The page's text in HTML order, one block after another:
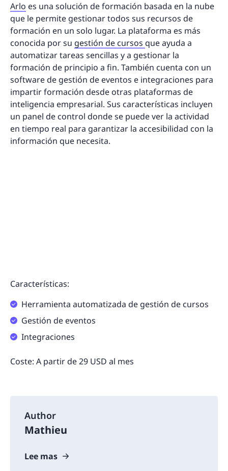
Arlo es una solución de formación basada en la nube
que le permite gestionar todos sus recursos de
formación en un solo lugar. La plataforma es más
conocida por su gestión de cursos que ayuda a
automatizar tareas sencillas y a gestionar la
formación de principio a fin. También cuenta con un
software de gestión de eventos e integraciones para
impartir formación desde otras plataformas de
inteligencia empresarial. Sus características incluyen
un panel de control donde se puede ver la actividad
en tiempo real para garantizar la accesibilidad con la
información que necesita.
Características:
Herramienta automatizada de gestión de cursos
Gestión de eventos
Integraciones
Coste: A partir de 29 USD al mes
Author
Mathieu
Lee mas